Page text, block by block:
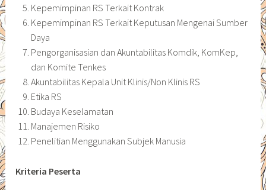
Kepemimpinan RS Terkait Kontrak
Kepemimpinan RS Terkait Keputusan Mengenai Sumber
Daya
Pengorganisasian dan Akuntabilitas Komdik, KomKep,
dan Komite Tenkes
Akuntabilitas Kepala Unit Klinis/Non Klinis RS
Etika RS
Budaya Keselamatan
Manajemen Risiko
Penelitian Menggunakan Subjek Manusia
Kriteria Peserta